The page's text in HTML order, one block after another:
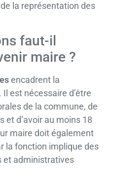
la représentation des
faut-il
maire ?
encadrent la
est nécessaire d’être
de la commune, de
et d’avoir au moins 18
maire doit également
la fonction implique des
et administratives